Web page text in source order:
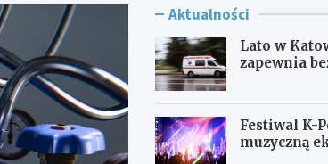
Aktualności
Lato w
zapewnia
Festiwal K-
muzyczną